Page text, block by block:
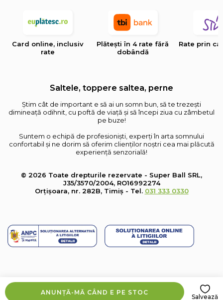
ANUNȚĂ-MĂ CÂND E PE STOC
Salvează
Card online, inclusiv
rate
Plătești în 4 rate fără
dobândă
Rate prin
Saltele, toppere saltea, perne
Știm cât de important e să ai un somn bun, să te trezești
dimineață odihnit, cu poftă de viață și să începi ziua cu zâmbetul
pe buze!
Suntem o echipă de profesioniști, experți în arta somnului
confortabil și ne dorim să oferim clienților noștri cea mai plăcută
experiență senzorială!
© 2026 Toate drepturile rezervate - Super Ball SRL,
J35/3570/2004, RO16992274
Orțișoara, nr. 282B, Timiș - Tel. 031 333 0330